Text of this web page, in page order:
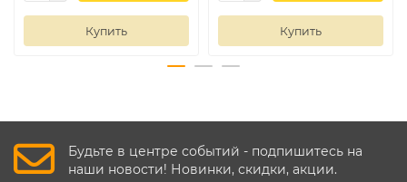
Купить Купить
Будьте в центре событий - подпишитесь на
наши новости! Новинки, скидки, акции.